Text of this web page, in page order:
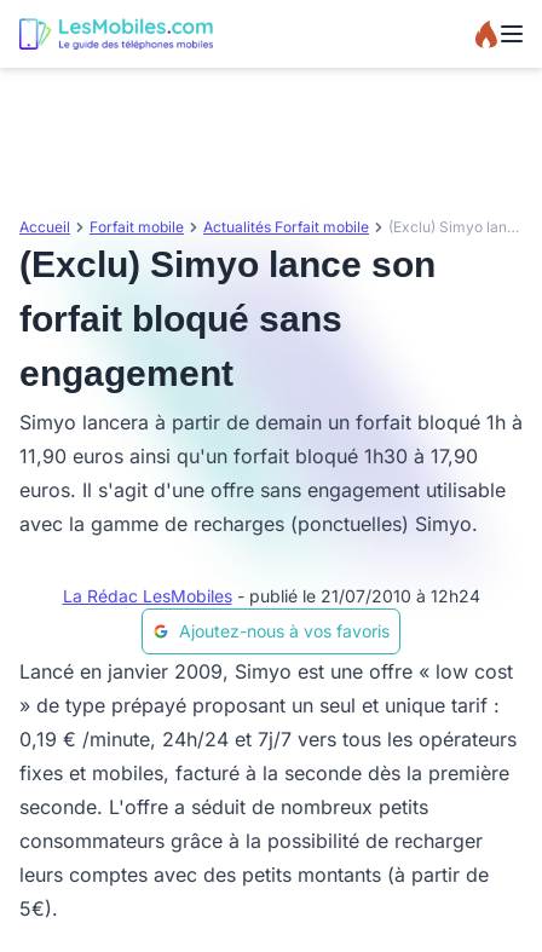
Accueil Forfait mobile Actualités Forfait mobile (Exclu) Simyo lance son forfait bloqué sans engagement
(Exclu) Simyo lance son
forfait bloqué sans
engagement
Simyo lancera à partir de demain un forfait bloqué 1h à
11,90 euros ainsi qu'un forfait bloqué 1h30 à 17,90
euros. Il s'agit d'une offre sans engagement utilisable
avec la gamme de recharges (ponctuelles) Simyo.
La Rédac LesMobiles - publié le 21/07/2010 à 12h24
Ajoutez-nous à vos favoris
Lancé en janvier 2009, Simyo est une offre « low cost
» de type prépayé proposant un seul et unique tarif :
0,19 € /minute, 24h/24 et 7j/7 vers tous les opérateurs
fixes et mobiles, facturé à la seconde dès la première
seconde. L'offre a séduit de nombreux petits
consommateurs grâce à la possibilité de recharger
leurs comptes avec des petits montants (à partir de
5€).